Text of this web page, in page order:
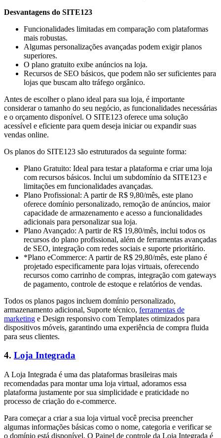
Desvantagens do SITE123
Funcionalidades limitadas em comparação com plataformas
mais robustas.
Algumas personalizações avançadas podem exigir planos
superiores.
O plano gratuito exibe anúncios na loja.
Recursos de SEO básicos, que podem não ser suficientes para
lojas que buscam alto tráfego orgânico.
Antes de escolher o plano ideal para sua loja, é importante
considerar o tamanho do seu negócio, as funcionalidades necessárias
e o orçamento disponível. O SITE123 oferece uma solução
acessível e eficiente para quem deseja iniciar ou expandir suas
vendas online.
Os planos do SITE123 são estruturados da seguinte forma:
Plano Gratuito: Ideal para testar a plataforma e criar uma loja
com recursos básicos. Inclui um subdomínio da SITE123 e
limitações em funcionalidades avançadas.
Plano Profissional: A partir de R$ 9,80/mês, este plano
oferece domínio personalizado, remoção de anúncios, maior
capacidade de armazenamento e acesso a funcionalidades
adicionais para personalizar sua loja.
Plano Avançado: A partir de R$ 19,80/mês, inclui todos os
recursos do plano profissional, além de ferramentas avançadas
de SEO, integração com redes sociais e suporte prioritário.
*Plano eCommerce: A partir de R$ 29,80/mês, este plano é
projetado especificamente para lojas virtuais, oferecendo
recursos como carrinho de compras, integração com gateways
de pagamento, controle de estoque e relatórios de vendas.
Todos os planos pagos incluem domínio personalizado,
armazenamento adicional, Suporte técnico, ferramentas de
marketing e Design responsivo com Templates otimizados para
dispositivos móveis, garantindo uma experiência de compra fluida
para seus clientes.
4. Loja Integrada
A Loja Integrada é uma das plataformas brasileiras mais
recomendadas para montar uma loja virtual, adoramos essa
plataforma justamente por sua simplicidade e praticidade no
processo de criação do e-commerce.
Para começar a criar a sua loja virtual você precisa preencher
algumas informações básicas como o nome, categoria e verificar se
o domínio está disponível. O Painel de controle da Loja Integrada é